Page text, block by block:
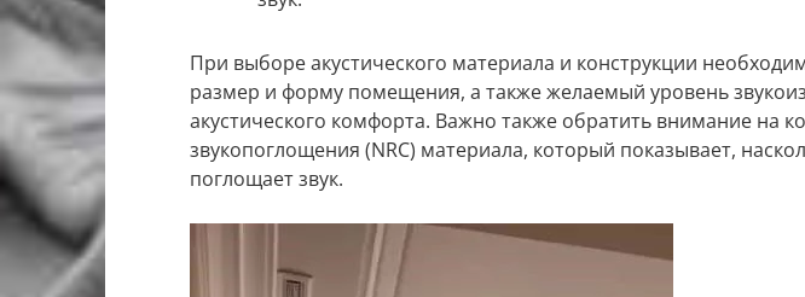
При выборе акустического материала и конструкции
размер и форму помещения, а также желаемый уровень
акустического комфорта. Важно также обратить внимание на
звукопоглощения (NRC) материала, который показывает,
поглощает звук.